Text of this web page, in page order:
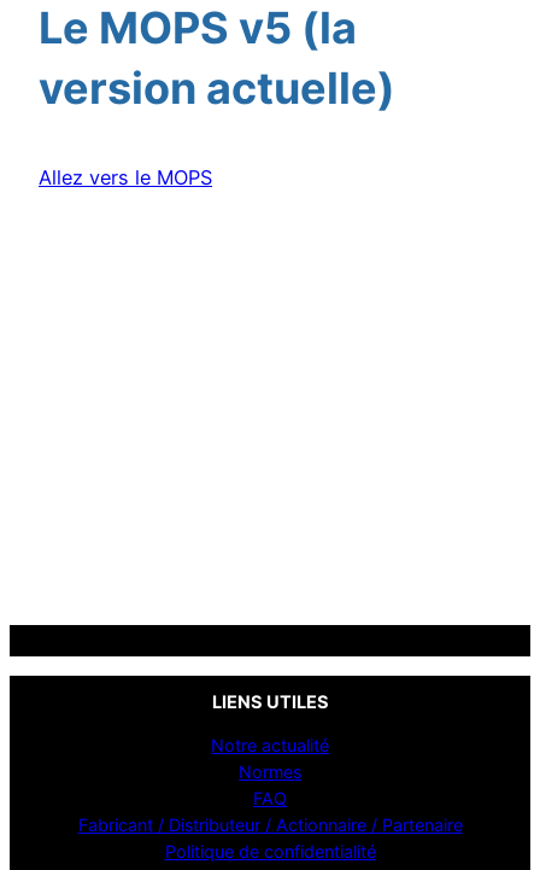
Le MOPS v5 (la
version actuelle)
Allez vers le MOPS
LIENS UTILES
Notre actualité
Normes
FAQ
Fabricant / Distributeur / Actionnaire / Partenaire
Politique de confidentialité